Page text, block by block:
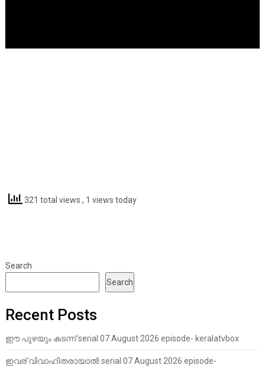
321 total views , 1 views today
Search
Search
Recent Posts
ഈ പുഴയും കടന്ന് serial 07 August 2026 episode- keralatvbox
ഇവര് വിവാഹിതരായാൽ serial 07 August 2026 episode-